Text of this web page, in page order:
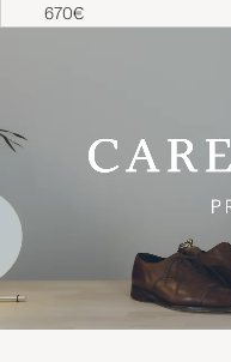
670€